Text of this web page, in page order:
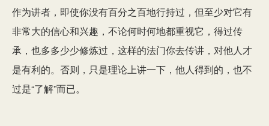
作为讲者，即使你没有百分之百地行持过，但至少对它有
非常大的信心和兴趣，不论何时何地都重视它，得过传
承，也多多少少修炼过，这样的法门你去传讲，对他人才
是有利的。否则，只是理论上讲一下，他人得到的，也不
过是“了解”而已。